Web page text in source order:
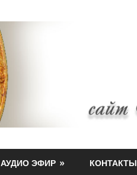
АУДИО ЭФИР КОНТАКТЫ